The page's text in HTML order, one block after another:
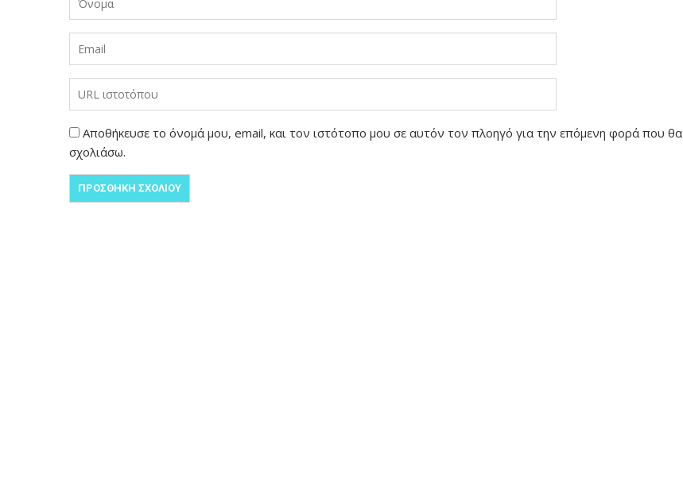
Αποθήκευσε το όνομά μου, email, και τον ιστότοπο μου σε αυτόν τον πλοηγό για την επόμενη φορά που θα
σχολιάσω.